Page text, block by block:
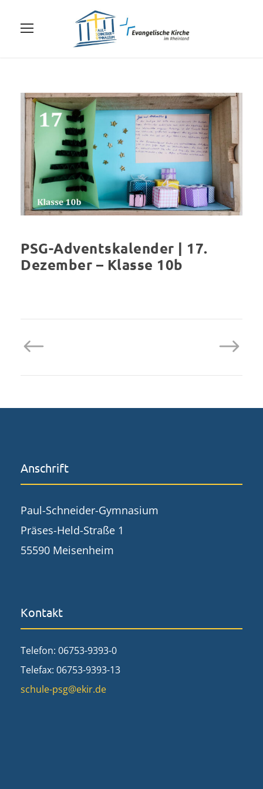
PSG-Adventskalender | 17.
Dezember – Klasse 10b
Anschrift
Paul-Schneider-Gymnasium
Präses-Held-Straße 1
55590 Meisenheim
Kontakt
Telefon: 06753-9393-0
Telefax: 06753-9393-13
schule-psg@ekir.de